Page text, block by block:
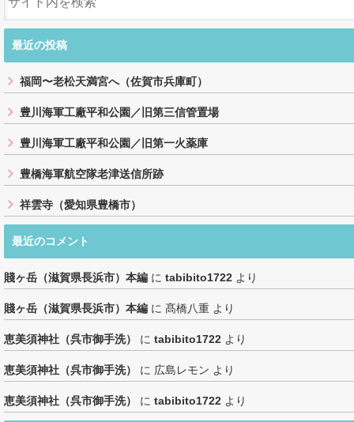
最近の投稿
福岡〜老松天満宮へ（佐賀市兵庫町）
豊川海軍工廠平和公園／旧第三信管置場
豊川海軍工廠平和公園／旧第一火薬庫
豊橋海軍航空隊老津送信所跡
祥雲寺（愛知県豊橋市）
最近のコメント
賤ヶ岳（滋賀県長浜市）本編 に tabibito1722 より
賤ヶ岳（滋賀県長浜市）本編 に 髙橋八重 より
恵美須神社（呉市御手洗） に tabibito1722 より
恵美須神社（呉市御手洗） に 広島レモン より
恵美須神社（呉市御手洗） に tabibito1722 より